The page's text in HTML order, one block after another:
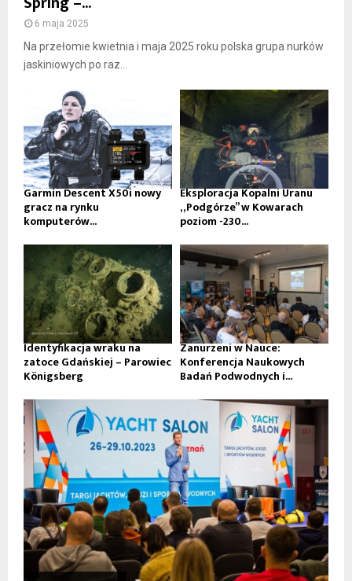
6 maja 2025
Na przełomie kwietnia i maja 2025 roku polska grupa nurków
jaskiniowych po raz...
Garmin Descent X50i nowy
gracz na rynku
komputerów...
Eksploracja Kopalni Uranu
„Podgórze” w Kowarach
poziom -230...
Identyfikacja wraku na
zatoce Gdańskiej – Parowiec
Königsberg
Zanurzeni w Nauce:
Konferencja Naukowych
Badań Podwodnych i...